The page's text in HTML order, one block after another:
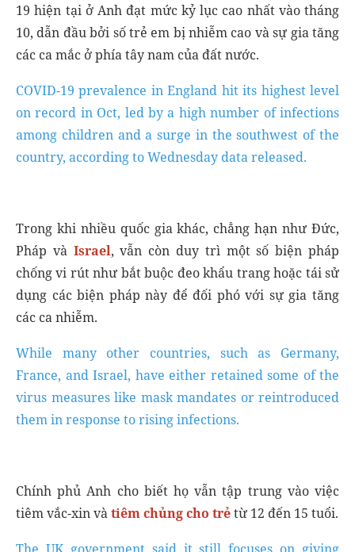
19 hiện tại ở Anh đạt mức kỷ lục cao nhất vào tháng
10, dẫn đầu bởi số trẻ em bị nhiễm cao và sự gia tăng
các ca mắc ở phía tây nam của đất nước.
COVID-19 prevalence in England hit its highest level
on record in Oct, led by a high number of infections
among children and a surge in the southwest of the
country, according to Wednesday data released.
Trong khi nhiều quốc gia khác, chẳng hạn như Đức,
Pháp và Israel, vẫn còn duy trì một số biện pháp
chống vi rút như bắt buộc đeo khẩu trang hoặc tái sử
dụng các biện pháp này để đối phó với sự gia tăng
các ca nhiễm.
While many other countries, such as Germany,
France, and Israel, have either retained some of the
virus measures like mask mandates or reintroduced
them in response to rising infections.
Chính phủ Anh cho biết họ vẫn tập trung vào việc
tiêm vắc-xin vàtiêm chủng cho trẻtừ 12 đến 15 tuổi.